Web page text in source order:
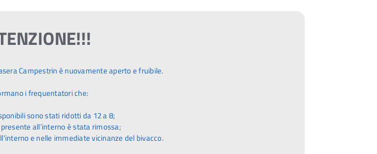
Campestrin è nuovamente aperto e fruibile.
i frequentatori che:
sono stati ridotti da 12 a 8;
all’interno è stata rimossa;
e nelle immediate vicinanze del bivacco.